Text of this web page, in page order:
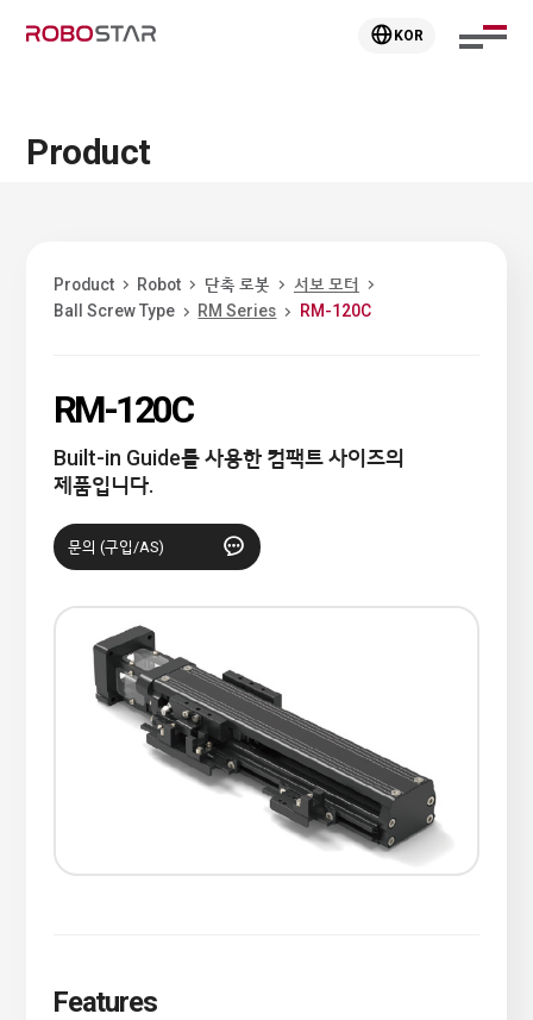
KOR
Product
Product Robot 단축 로봇
서보 모터
Ball Screw Type
RM Series RM-120C
RM-120C
Built-in Guide를 사용한 컴팩트 사이즈의
제품입니다.
문의 (구입/AS)
Features